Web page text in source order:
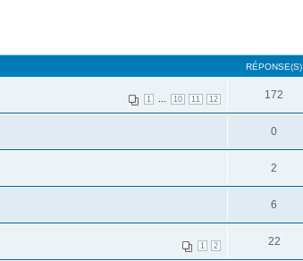
RÉPONSE(S)
1 10 11 12 172
0
2
6
1 2 22